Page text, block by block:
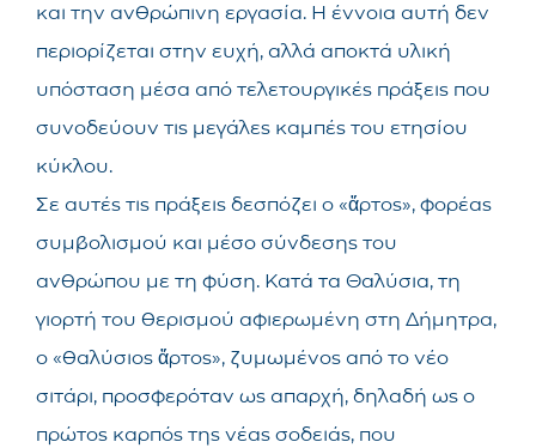
και την ανθρώπινη εργασία. Η έννοια αυτή δεν
περιορίζεται στην ευχή, αλλά αποκτά υλική
υπόσταση μέσα από τελετουργικές πράξεις που
συνοδεύουν τις μεγάλες καμπές του ετησίου
κύκλου.
Σε αυτές τις πράξεις δεσπόζει ο «ἄρτος», φορέας
συμβολισμού και μέσο σύνδεσης του
ανθρώπου με τη φύση. Κατά τα Θαλύσια, τη
γιορτή του θερισμού αφιερωμένη στη Δήμητρα,
ο «θαλύσιος ἄρτος», ζυμωμένος από το νέο
σιτάρι, προσφερόταν ως απαρχή, δηλαδή ως ο
πρώτος καρπός της νέας σοδειάς, που